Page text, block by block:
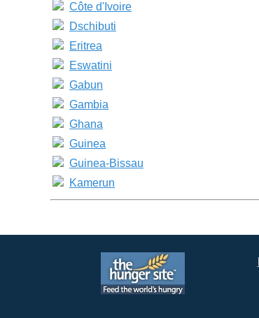
Côte d'Ivoire
Dschibuti
Eritrea
Eswatini
Gabun
Gambia
Ghana
Guinea
Guinea-Bissau
Kamerun